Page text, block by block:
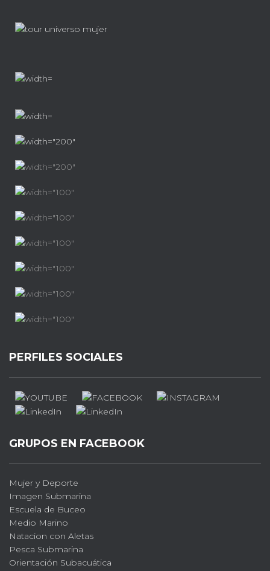
PERFILES SOCIALES
GRUPOS EN FACEBOOK
Mujer y Deporte
Imagen Submarina
Escuela de Buceo
Medio Marino
Natacion con Aletas
Pesca Submarina
Orientación Subacuática